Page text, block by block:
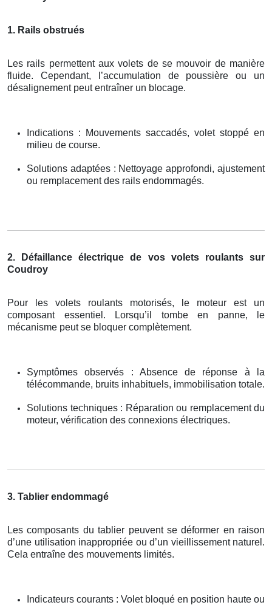
1. Rails obstrués
Les rails permettent aux volets de se mouvoir de manière
fluide. Cependant, l’accumulation de poussière ou un
désalignement peut entraîner un blocage.
Indications : Mouvements saccadés, volet stoppé en
milieu de course.
Solutions adaptées : Nettoyage approfondi, ajustement
ou remplacement des rails endommagés.
2. Défaillance électrique de vos volets roulants sur
Coudroy
Pour les volets roulants motorisés, le moteur est un
composant essentiel. Lorsqu’il tombe en panne, le
mécanisme peut se bloquer complètement.
Symptômes observés : Absence de réponse à la
télécommande, bruits inhabituels, immobilisation totale.
Solutions techniques : Réparation ou remplacement du
moteur, vérification des connexions électriques.
3. Tablier endommagé
Les composants du tablier peuvent se déformer en raison
d’une utilisation inappropriée ou d’un vieillissement naturel.
Cela entraîne des mouvements limités.
Indicateurs courants : Volet bloqué en position haute ou